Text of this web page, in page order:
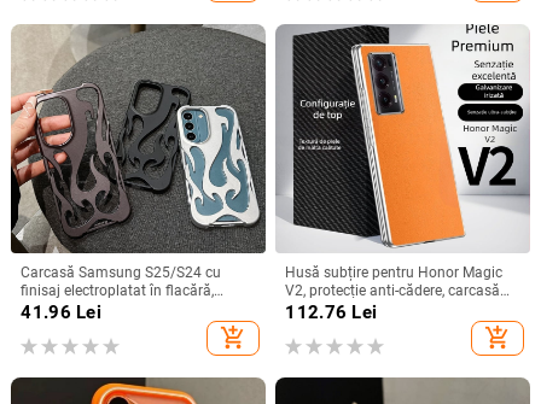
Carcasă Samsung S25/S24 cu
finisaj electroplatat în flacără,
design decupat, compatibilă cu
41.96 Lei
add_shopping_cart
Husă subțire pentru Honor Magic
V2, protecție anti-cădere, carcasă
dură pentru ecran pliabil, finisaj PU
112.76 Lei
add_shopping_cart